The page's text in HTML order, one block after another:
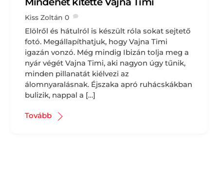
Kiss Zoltán 0
Elölről és hátulról is készült róla sokat sejtető
fotó. Megállapíthatjuk, hogy Vajna Timi
igazán vonzó. Még mindig Ibizán tolja meg a
nyár végét Vajna Timi, aki nagyon úgy tűnik,
minden pillanatát kiélvezi az
álomnyaralásnak. Éjszaka apró ruhácskákban
bulizik, nappal a […]
Tovább